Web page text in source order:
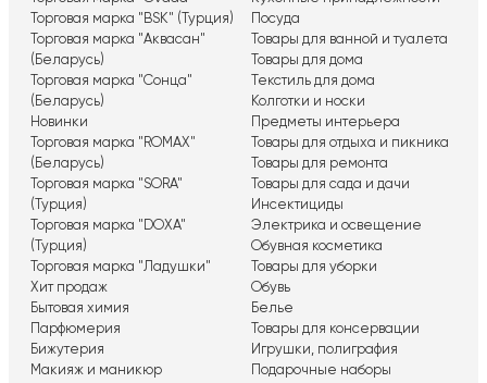
Торговая марка "BSK" (Турция)
Торговая марка "Аквасан"
(Беларусь)
Торговая марка "Сонца"
(Беларусь)
Новинки
Торговая марка "ROMAX"
(Беларусь)
Торговая марка "SORA"
(Турция)
Торговая марка "DOXA"
(Турция)
Торговая марка "Ладушки"
Хит продаж
Бытовая химия
Парфюмерия
Бижутерия
Макияж и маникюр
Посуда
Товары для ванной и туалета
Товары для дома
Текстиль для дома
Колготки и носки
Предметы интерьера
Товары для отдыха и пикника
Товары для ремонта
Товары для сада и дачи
Инсектициды
Электрика и освещение
Обувная косметика
Товары для уборки
Обувь
Белье
Товары для консервации
Игрушки, полиграфия
Подарочные наборы